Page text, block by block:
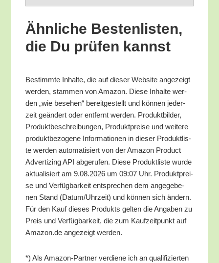
Ähn­li­che Bes­ten­lis­ten,
die Du prü­fen kannst
Bestimm­te Inhal­te, die auf die­ser Web­site ange­zeigt
wer­den, stam­men von Ama­zon. Die­se Inhal­te wer­
den „wie bese­hen“ bereit­ge­stellt und kön­nen jeder­
zeit geän­dert oder ent­fernt wer­den. Pro­dukt­bil­der,
Pro­dukt­be­schrei­bun­gen, Pro­dukt­prei­se und wei­te­re
pro­dukt­be­zo­ge­ne Infor­ma­tio­nen in die­ser Pro­dukt­lis­
te wer­den auto­ma­ti­siert von der Ama­zon Pro­duct
Adver­tiz­ing API abge­ru­fen. Die­se Pro­dukt­lis­te wur­de
aktua­li­siert am 9.08.2026 um 09:07 Uhr. Pro­dukt­prei­
se und Ver­füg­bar­keit ent­spre­chen dem ange­ge­be­
nen Stand (Datum/​Uhrzeit) und kön­nen sich ändern.
Für den Kauf die­ses Pro­dukts gel­ten die Anga­ben zu
Preis und Ver­füg­bar­keit, die zum Kauf­zeit­punkt auf
Amazon.de ange­zeigt werden.
*) Als Ama­zon-Part­ner ver­die­ne ich an qua­li­fi­zier­ten